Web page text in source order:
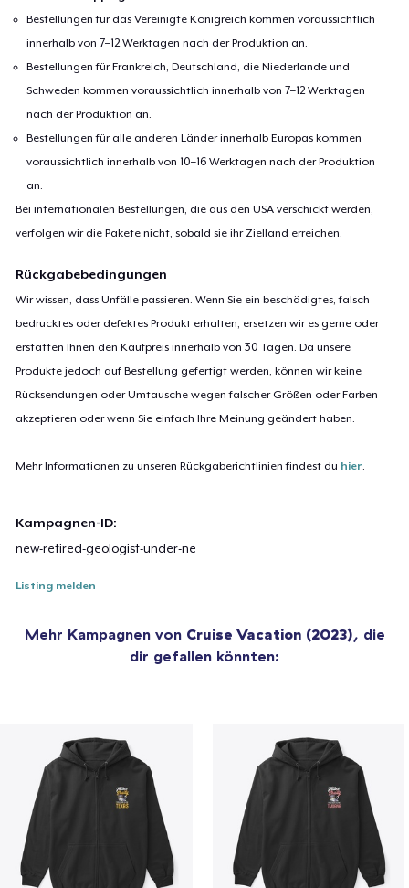
Bestellungen für das Vereinigte Königreich kommen voraussichtlich
innerhalb von 7–12 Werktagen nach der Produktion an.
Bestellungen für Frankreich, Deutschland, die Niederlande und
Schweden kommen voraussichtlich innerhalb von 7–12 Werktagen
nach der Produktion an.
Bestellungen für alle anderen Länder innerhalb Europas kommen
voraussichtlich innerhalb von 10–16 Werktagen nach der Produktion
an.
Bei internationalen Bestellungen, die aus den USA verschickt werden,
verfolgen wir die Pakete nicht, sobald sie ihr Zielland erreichen.
Rückgabebedingungen
Wir wissen, dass Unfälle passieren. Wenn Sie ein beschädigtes, falsch
bedrucktes oder defektes Produkt erhalten, ersetzen wir es gerne oder
erstatten Ihnen den Kaufpreis innerhalb von 30 Tagen. Da unsere
Produkte jedoch auf Bestellung gefertigt werden, können wir keine
Rücksendungen oder Umtausche wegen falscher Größen oder Farben
akzeptieren oder wenn Sie einfach Ihre Meinung geändert haben.
Mehr Informationen zu unseren Rückgaberichtlinien findest du hier.
Kampagnen-ID:
new-retired-geologist-under-ne
Listing melden
Mehr Kampagnen von Cruise Vacation (2023), die
dir gefallen könnten: